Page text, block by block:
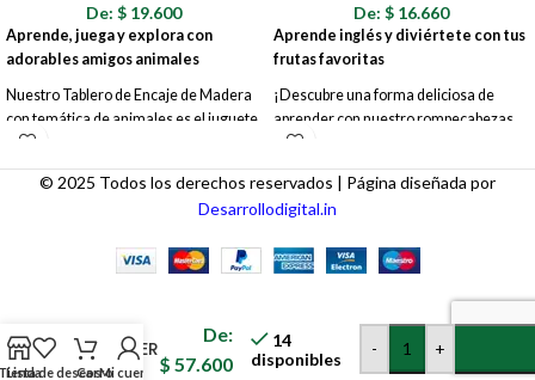
De: $ 19.600
Aprende, juega y explora con
adorables amigos animales
Nuestro Tablero de Encaje de Madera
con temática de animales es el juguete
perfecto para mentes curiosas y
pequeñas manos. Diseñado para
estimular el aprendizaje temprano y el
desarrollo de habilidades, este colorido
De: $ 16.660
Aprende inglés y diviértete con tus
frutas favoritas
¡Descubre una forma deliciosa de
aprender con nuestro rompecabezas
de madera de frutas! Diseñado para
inspirar tanto el aprendizaje de inglés
como el amor por las frutas, este
colorido rompecabezas es perfecto
© 2025 Todos los derechos reservados | Página diseñada por
Desarrollodigital.in
Lista de deseos
CarroMi cuenta
CHARGER
MIC-
De:
$ 57.600
14
disponibles
- +